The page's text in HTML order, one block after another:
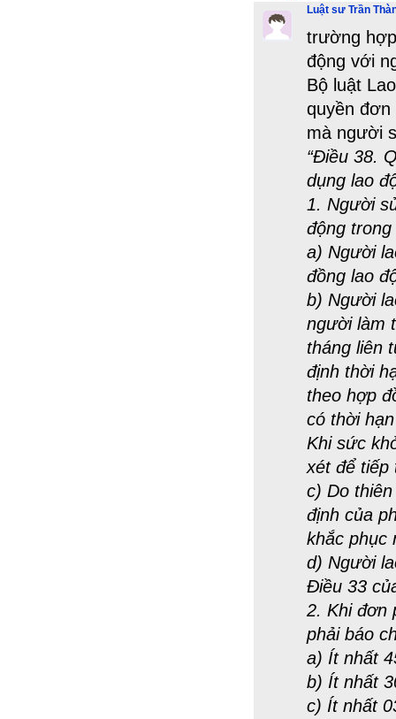
Luật sư Trần
trường
động với
Bộ luật
quyền
mà người
“Điều 38.
dụng lao
1. Người
động
a) Người
đồng lao
b) Người
người làm
tháng liên
định thời
theo hợp
có thời
Khi sức
xét để tiếp
c) Do
định của
khắc phục
d) Người
Điều 33
2. Khi đơn
phải báo
a) Ít nhất
b) Ít nhất
c) Ít nhất